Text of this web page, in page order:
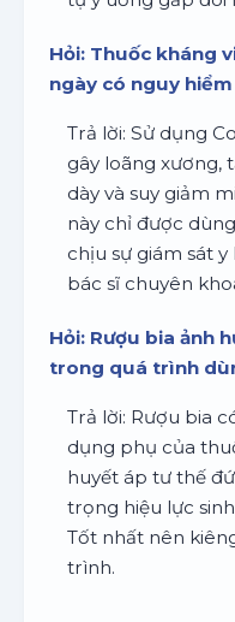
Hỏi: Thuốc kháng
ngày có nguy
Trả lời: Sử dụng
gây loãng xương,
dày và suy giảm
này chỉ được
chịu sự giám sát
bác sĩ chuyên
Hỏi: Rượu bia ảnh
trong quá trình
Trả lời: Rượu bia
dụng phụ của
huyết áp tư thế
trọng hiệu lực
Tốt nhất nên
trình.